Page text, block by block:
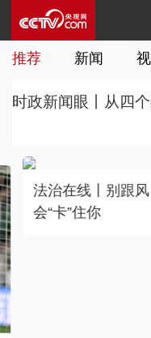
推荐 新闻
时政新闻眼丨从四